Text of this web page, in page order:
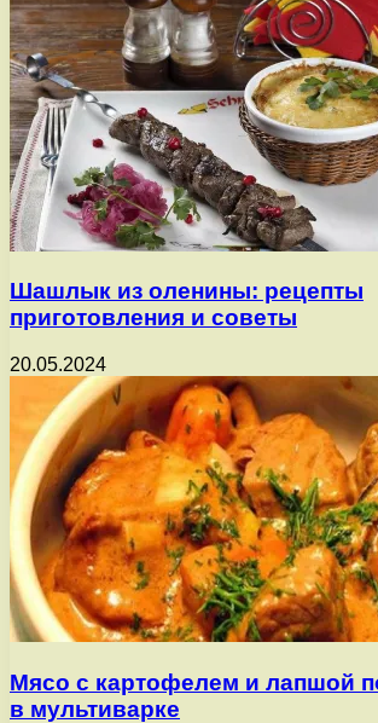
Шашлык из оленины: рецепты
приготовления и советы
20.05.2024
Мясо с картофелем и лапшой
в мультиварке